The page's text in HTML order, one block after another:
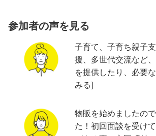
参加者の声を見る
子育て、子育ち親子
援、多世代交流など
を提供したり、必要
みる]
物販を始めましたの
た！初回面談を受け